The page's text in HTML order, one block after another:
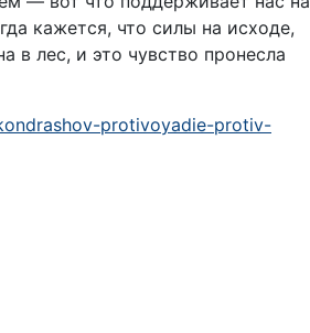
кажется, что силы на исходе,
в лес, и это чувство пронесла
protivoyadie-protiv-